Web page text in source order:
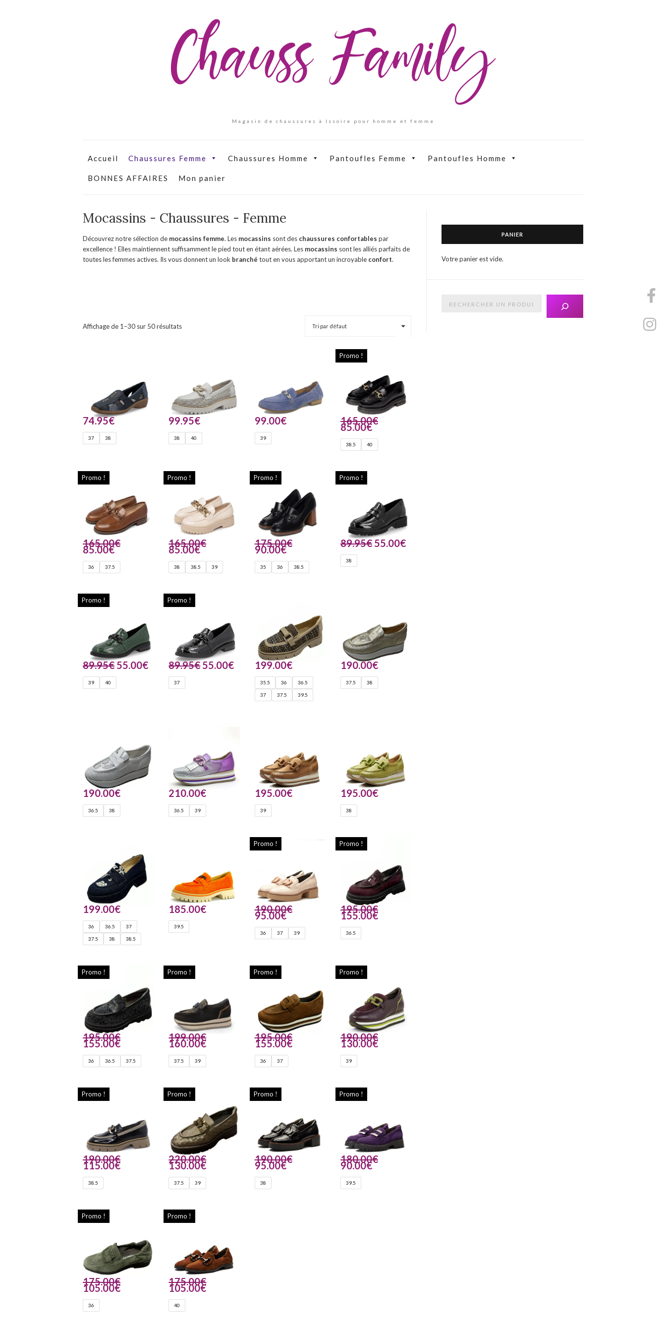
Chauss Family
Magasin de chaussures à Issoire pour homme et femme
Accueil Chaussures Femme Chaussures Homme Pantoufles Femme Pantoufles Homme
BONNES AFFAIRES Mon panier
Mocassins - Chaussures - Femme
Découvrez notre sélection de mocassins femme. Les mocassins sont des chaussures confortables par
excellence ! Elles maintiennent suffisamment le pied tout en étant aérées. Les mocassins sont les alliés parfaits de
toutes les femmes actives. Ils vous donnent un look branché tout en vous apportant un incroyable confort.
Affichage de 1–30 sur 50 résultats
74.95€
37 38
99.95€
38 40
99.00€
39
Promo !
165.00€
85.00€
38.5 40
Promo !
165.00€
85.00€
36 37.5
Promo !
165.00€
85.00€
38 38.5 39
Promo !
175.00€
90.00€
35 36 38.5
Promo !
89.95€ 55.00€
38
Promo !
89.95€ 55.00€
39 40
Promo !
89.95€55.00€
37
199.00€
35.5 36 36.5
37 37.5 39.5
190.00€
37.5 38
190.00€
36.5 38
210.00€
36.5 39
195.00€
39
195.00€
38
199.00€
36 36.5 37
37.5 38 38.5
185.00€
39.5
Promo !
190.00€
95.00€
36 37 39
Promo !
195.00€
155.00€
36.5
Promo !
195.00€
155.00€
36 36.5 37.5
Promo !
199.00€
160.00€
37.5 39
Promo !
195.00€
155.00€
36 37
Promo !
190.00€
130.00€
39
Promo !
190.00€
115.00€
38.5
Promo !
220.00€
130.00€
37.5 39
Promo !
190.00€
95.00€
38
Promo !
180.00€
90.00€
39.5
Promo !
175.00€
105.00€
36
Promo !
175.00€
105.00€
40
PANIER
Votre panier est vide.